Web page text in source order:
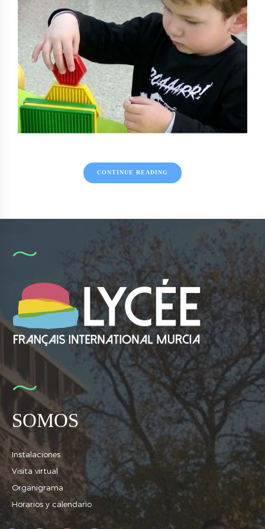
CONTINUE READING
SOMOS
Instalaciones
Visita virtual
Organigrama
Horarios y calendario